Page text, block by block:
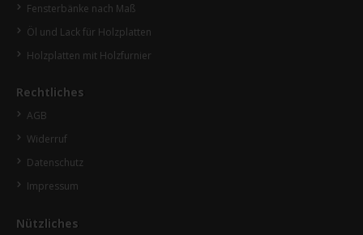
Fensterbänke nach Maß
Öl und Lack für Holzplatten
Holzplatten mit Holzfurnier
Rechtliches
AGB
Widerruf
Datenschutz
Impressum
Nützliches